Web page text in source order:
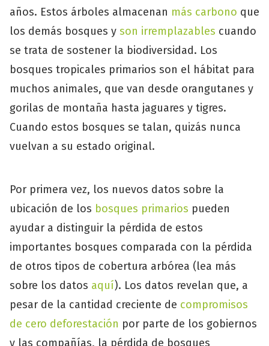
años. Estos árboles almacenan más carbono que
los demás bosques y son irremplazables cuando
se trata de sostener la biodiversidad. Los
bosques tropicales primarios son el hábitat para
muchos animales, que van desde orangutanes y
gorilas de montaña hasta jaguares y tigres.
Cuando estos bosques se talan, quizás nunca
vuelvan a su estado original.
Por primera vez, los nuevos datos sobre la
ubicación de los bosques primarios pueden
ayudar a distinguir la pérdida de estos
importantes bosques comparada con la pérdida
de otros tipos de cobertura arbórea (lea más
sobre los datos aquí). Los datos revelan que, a
pesar de la cantidad creciente de compromisos
de cero deforestación por parte de los gobiernos
y las compañías, la pérdida de bosques